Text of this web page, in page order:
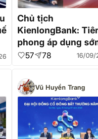
Chủ tịch
KienlongBank:
phong áp dụng
Thông tư 14 là cơ
thành
57 78 16/09/
Vũ Huyền Trang